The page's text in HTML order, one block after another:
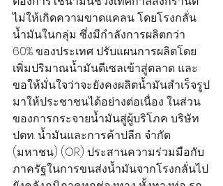
ไม่ให้เกิดความขาดแคลน โดยโรงกลั่น
น้ำมันในกลุ่ม ซึ่งมีกำลังการผลิตกว่า
60% ของประเทศ ปรับแผนการผลิตโดย
เพิ่มปริมาณน้ำมันดีเซลเข้าสู่ตลาด และ
ขอให้มั่นใจว่าจะยังคงผลิตน้ำมันสำเร็จรูป
มาให้ประชาชนได้อย่างต่อเนื่อง ในส่วน
ของการกระจายน้ำมันสู่ผู้บริโภค บริษัท
ปตท. น้ำมันและการค้าปลีก จำกัด
(มหาชน) (OR) ประสานความร่วมมือกับ
ภาครัฐในการขนส่งน้ำมันจากโรงกลั่นไป